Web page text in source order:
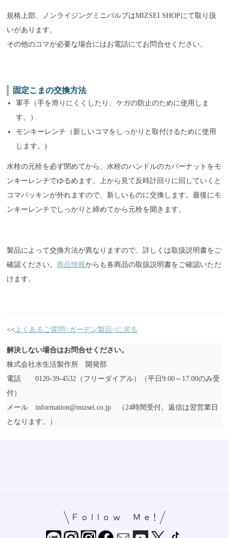
規格上部、ノンライジングミニバルブはMIZSEI SHOPにて取り扱
いがあります。
その他のコマが必要な場合にはお電話にてお問合せください。
固定こまの交換方法
軍手（手を滑りにくくしたり、ケガの防止のために使用しま
す。）
モンキーレンチ（新しいコマをしっかりと取付けるために使用
します。)
水栓の元栓を必ず閉めてから、水栓のハンドルのカバーナットをモ
ンキーレンチでゆるめます。上から見て反時計回りに回していくと
コマパッキンが外れますので、新しいものに交換します。最後にモ
ンキーレンチでしっかりと締めてから元栓を開きます。
製品によって交換方法が異なりますので、詳しくは取扱説明書をご
確認ください。商品情報からも各商品の取扱説明書をご確認いただ
けます。
<<よくあるご質問<ガーデン製品>に戻る
解決しない場合はお問合せください。
株式会社水生活製作所 開発部
電話 0120-39-4532（フリーダイアル）（平日9:00～17:00のみ受
付）
メール information@mizsei.co.jp （24時間受付。返信は翌営業日
となります。）